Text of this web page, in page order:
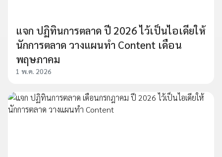
แจก ปฏิทินการตลาด ปี 2026 ไว้เป็นไอเดียให้
นักการตลาด วางแผนทำ Content เดือน
พฤษภาคม
1 พ.ค. 2026